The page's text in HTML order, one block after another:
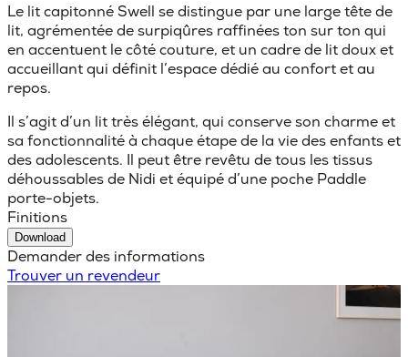
Le lit capitonné Swell se distingue par une large tête de
lit, agrémentée de surpiqûres raffinées ton sur ton qui
en accentuent le côté couture, et un cadre de lit doux et
accueillant qui définit l’espace dédié au confort et au
repos.
Il s’agit d’un lit très élégant, qui conserve son charme et
sa fonctionnalité à chaque étape de la vie des enfants et
des adolescents. Il peut être revêtu de tous les tissus
déhoussables de Nidi et équipé d’une poche Paddle
porte-objets.
Finitions
Download
Demander des informations
Trouver un revendeur